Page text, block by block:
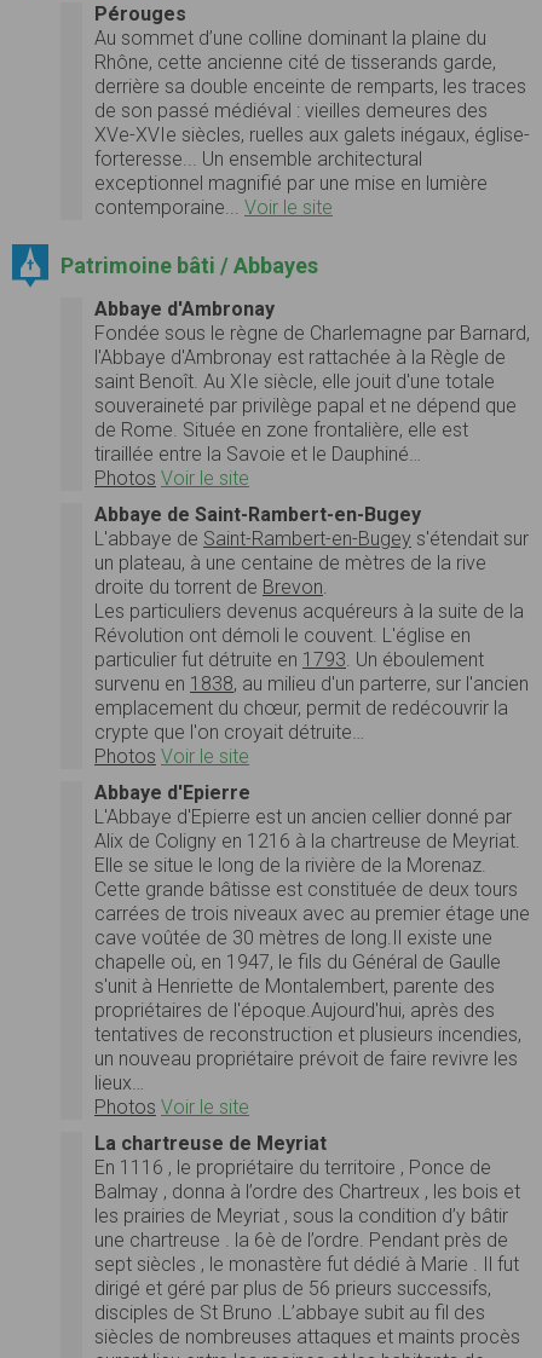
Pérouges
Au sommet d’une colline dominant la plaine du
Rhône, cette ancienne cité de tisserands garde,
derrière sa double enceinte de remparts, les traces
de son passé médiéval : vieilles demeures des
XVe-XVIe siècles, ruelles aux galets inégaux, église-
forteresse... Un ensemble architectural
exceptionnel magnifié par une mise en lumière
contemporaine... Voir le site
Patrimoine bâti / Abbayes
Abbaye d'Ambronay
Fondée sous le règne de Charlemagne par Barnard,
l'Abbaye d'Ambronay est rattachée à la Règle de
saint Benoît. Au XIe siècle, elle jouit d'une totale
souveraineté par privilège papal et ne dépend que
de Rome. Située en zone frontalière, elle est
tiraillée entre la Savoie et le Dauphiné…
Photos Voir le site
Abbaye de Saint-Rambert-en-Bugey
L'abbaye de Saint-Rambert-en-Bugey s'étendait sur
un plateau, à une centaine de mètres de la rive
droite du torrent de Brevon
Les particuliers devenus acquéreurs à la suite de la
Révolution ont démoli le couvent. L'église en
particulier fut détruite en 1793 . Un éboulement
survenu en 1838, au milieu d'un parterre, sur l'ancien
emplacement du chœur, permit de redécouvrir la
crypte que l'on croyait détruite…
Photos Voir le site
Abbaye d'Epierre
L'Abbaye d'Epierre est un ancien cellier donné par
Alix de Coligny en 1216 à la chartreuse de Meyriat.
Elle se situe le long de la rivière de la Morenaz.
Cette grande bâtisse est constituée de deux tours
carrées de trois niveaux avec au premier étage une
cave voûtée de 30 mètres de long.Il existe une
chapelle où, en 1947, le fils du Général de Gaulle
s'unit à Henriette de Montalembert, parente des
propriétaires de l'époque.Aujourd'hui, après des
tentatives de reconstruction et plusieurs incendies,
un nouveau propriétaire prévoit de faire revivre les
lieux…
Photos Voir le site
La chartreuse de Meyriat
En 1116 , le propriétaire du territoire , Ponce de
Balmay , donna à l’ordre des Chartreux , les bois et
les prairies de Meyriat , sous la condition d’y bâtir
une chartreuse . la 6è de l’ordre. Pendant près de
sept siècles , le monastère fut dédié à Marie . Il fut
dirigé et géré par plus de 56 prieurs successifs,
disciples de St Bruno .L’abbaye subit au fil des
siècles de nombreuses attaques et maints procès